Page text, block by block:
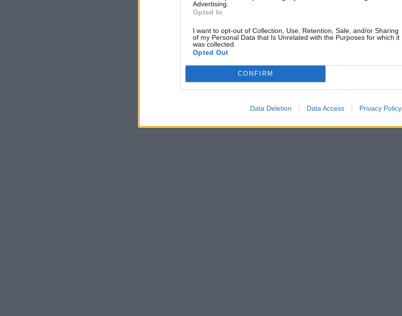
Advertising.
Opted In
I want to opt-out of Collection, Use, Retention, Sale, and/or Sharing
of my Personal Data that Is Unrelated with the Purposes for which it
was collected.
Opted Out
CONFIRM
Data Deletion Data Access Privacy Policy